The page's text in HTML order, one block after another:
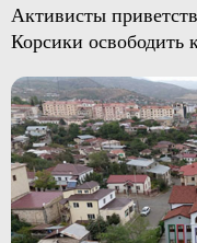
Активисты
Корсики освободить